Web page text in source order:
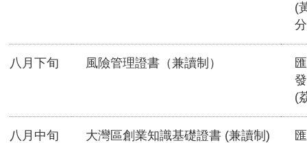
(
八月下旬 風險管理證書（兼讀制）
(
八月中旬 大灣區創業知識基礎證書 (兼讀制)